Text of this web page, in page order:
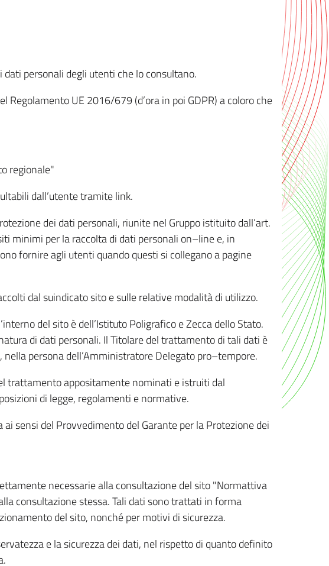
personali degli utenti che lo consultano.
UE 2016/679 (d’ora in poi GDPR) a coloro che
regionale"
dall’utente tramite link.
dei dati personali, riunite nel Gruppo istituito dall’art.
minimi per la raccolta di dati personali on–line e, in
fornire agli utenti quando questi si collegano a pagine
dal suindicato sito e sulle relative modalità di utilizzo.
del sito è dell’Istituto Poligrafico e Zecca dello Stato.
di dati personali. Il Titolare del trattamento di tali dati è
nella persona dell’Amministratore Delegato pro–tempore.
trattamento appositamente nominati e istruiti dal
di legge, regolamenti e normative.
sensi del Provvedimento del Garante per la Protezione dei
necessarie alla consultazione del sito "Normattiva
consultazione stessa. Tali dati sono trattati in forma
del sito, nonché per motivi di sicurezza.
e la sicurezza dei dati, nel rispetto di quanto definito